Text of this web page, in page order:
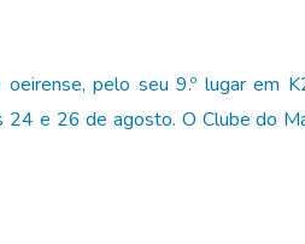
pelo seu 9.º lugar em
e 26 de agosto. O Clube do